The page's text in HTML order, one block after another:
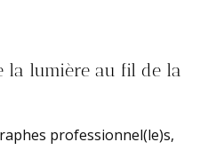
la lumière au fil de la
professionnel(le)s,